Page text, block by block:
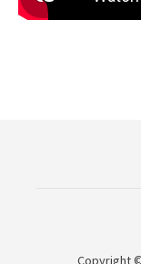
Copyright